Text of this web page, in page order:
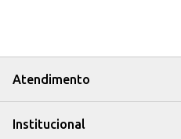
Atendimento
Institucional